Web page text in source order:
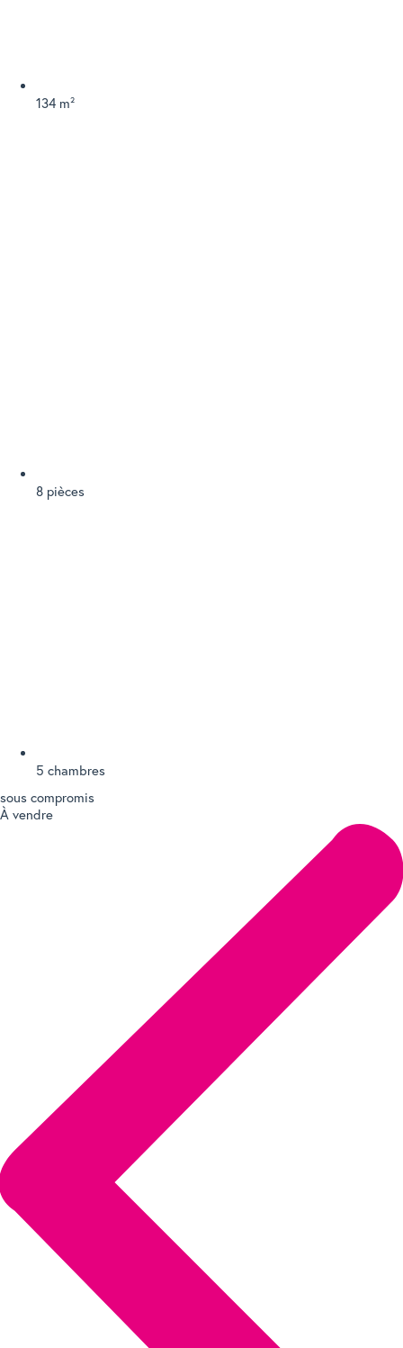
134 m²
8 pièces
5 chambres
sous compromis
À vendre